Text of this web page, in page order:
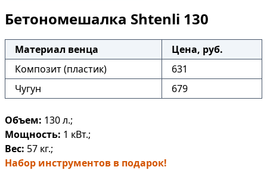
Бетономешалка Shtenli 130
Материал венца
Цена, руб.
Композит (пластик)
631
Чугун
679
Объем: 130 л.;
Мощность: 1 кВт.;
Вес: 57 кг.;
Набор инструментов в подарок!